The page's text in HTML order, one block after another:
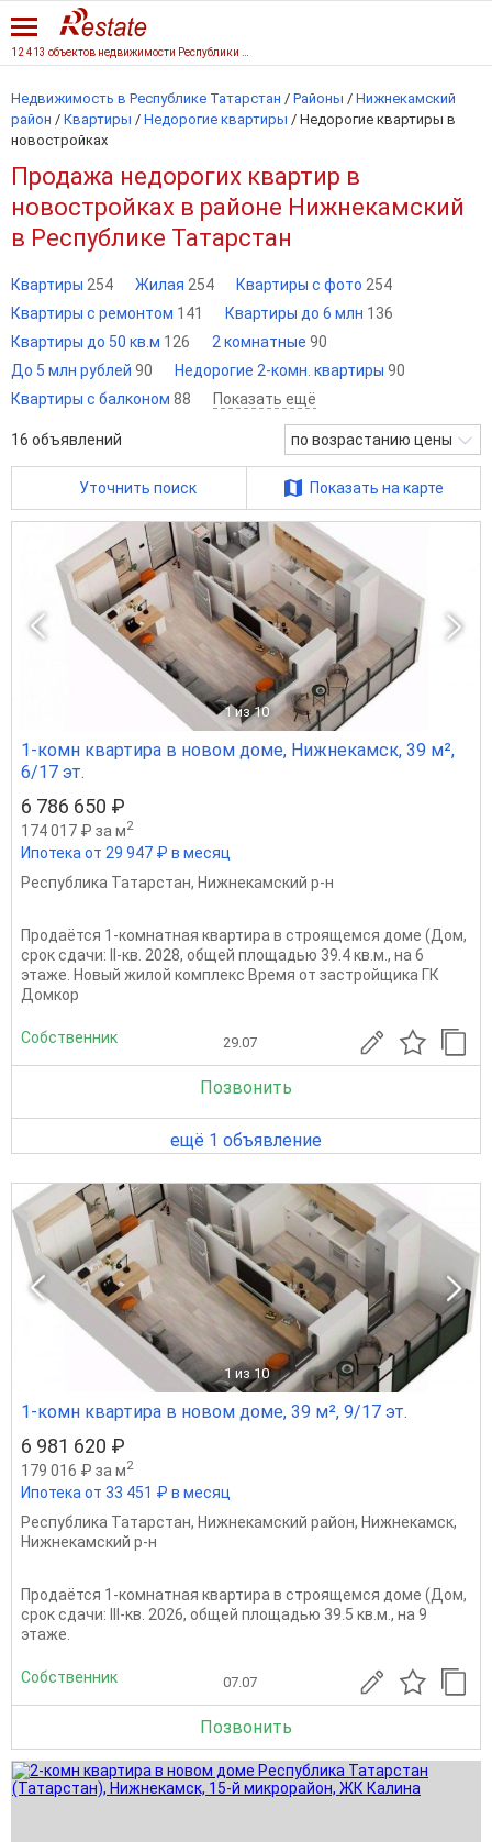
Недвижимость в Республике Татарстан / Районы / Нижнекамский
район / Квартиры / Недорогие квартиры / Недорогие квартиры в
новостройках
Продажа недорогих квартир в
новостройках в районе Нижнекамский
в Республике Татарстан
Квартиры 254 Жилая 254 Квартиры с фото 254
Квартиры с ремонтом 141 Квартиры до 6 млн 136
Квартиры до 50 кв.м 126 2 комнатные 90
До 5 млн рублей 90 Недорогие 2-комн. квартиры 90
Квартиры с балконом 88 Показать ещё
16 объявлений по возрастанию цены
Уточнить поиск Показать на карте
1 из 10
1-комн квартира в новом доме, Нижнекамск, 39 м²,
6/17 эт.
6 786 650 ₽
174 017 ₽ за м2
Ипотека от 29 947 ₽ в месяц
Республика Татарстан, Нижнекамский р-н
Продаётся 1-комнатная квартира в строящемся доме (Дом,
срок сдачи: II-кв. 2028, общей площадью 39.4 кв.м., на 6
этаже. Новый жилой комплекс Время от застройщика ГК
Домкор
Собственник 29.07
Позвонить
ещё 1 объявление
1 из 10
1-комн квартира в новом доме, 39 м², 9/17 эт.
6 981 620 ₽
179 016 ₽ за м2
Ипотека от 33 451 ₽ в месяц
Республика Татарстан, Нижнекамский район, Нижнекамск,
Нижнекамский р-н
Продаётся 1-комнатная квартира в строящемся доме (Дом,
срок сдачи: III-кв. 2026, общей площадью 39.5 кв.м., на 9
этаже.
Собственник 07.07
Позвонить